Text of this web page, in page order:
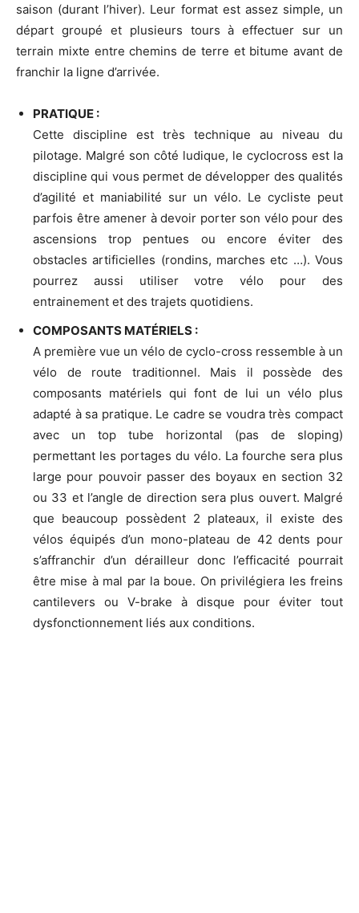
saison (durant l’hiver). Leur format est assez simple, un
départ groupé et plusieurs tours à effectuer sur un
terrain mixte entre chemins de terre et bitume avant de
franchir la ligne d’arrivée.
PRATIQUE :
Cette discipline est très technique au niveau du
pilotage. Malgré son côté ludique, le cyclocross est la
discipline qui vous permet de développer des qualités
d’agilité et maniabilité sur un vélo. Le cycliste peut
parfois être amener à devoir porter son vélo pour des
ascensions trop pentues ou encore éviter des
obstacles artificielles (rondins, marches etc …). Vous
pourrez aussi utiliser votre vélo pour des
entrainement et des trajets quotidiens.
COMPOSANTS MATÉRIELS :
A première vue un vélo de cyclo-cross ressemble à un
vélo de route traditionnel. Mais il possède des
composants matériels qui font de lui un vélo plus
adapté à sa pratique. Le cadre se voudra très compact
avec un top tube horizontal (pas de sloping)
permettant les portages du vélo. La fourche sera plus
large pour pouvoir passer des boyaux en section 32
ou 33 et l’angle de direction sera plus ouvert. Malgré
que beaucoup possèdent 2 plateaux, il existe des
vélos équipés d’un mono-plateau de 42 dents pour
s’affranchir d’un dérailleur donc l’efficacité pourrait
être mise à mal par la boue. On privilégiera les freins
cantilevers ou V-brake à disque pour éviter tout
dysfonctionnement liés aux conditions.